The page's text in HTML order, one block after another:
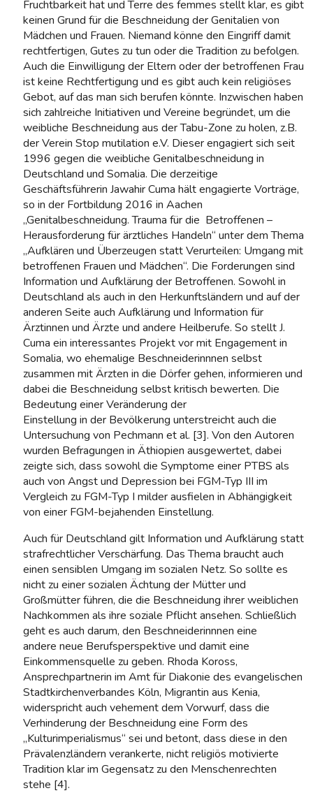
Fruchtbarkeit hat und Terre des femmes stellt klar, es gibt
keinen Grund für die Beschneidung der Genitalien von
Mädchen und Frauen. Niemand könne den Eingriff damit
rechtfertigen, Gutes zu tun oder die Tradition zu befolgen.
Auch die Einwilligung der Eltern oder der betroffenen Frau
ist keine Rechtfertigung und es gibt auch kein religiöses
Gebot, auf das man sich berufen könnte. Inzwischen haben
sich zahlreiche Initiativen und Vereine begründet, um die
weibliche Beschneidung aus der Tabu-Zone zu holen, z.B.
der Verein Stop mutilation e.V. Dieser engagiert sich seit
1996 gegen die weibliche Genitalbeschneidung in
Deutschland und Somalia. Die derzeitige
Geschäftsführerin Jawahir Cuma hält engagierte Vorträge,
so in der Fortbildung 2016 in Aachen
„Genitalbeschneidung. Trauma für die Betroffenen –
Herausforderung für ärztliches Handeln“ unter dem Thema
„Aufklären und Überzeugen statt Verurteilen: Umgang mit
betroffenen Frauen und Mädchen“. Die Forderungen sind
Information und Aufklärung der Betroffenen. Sowohl in
Deutschland als auch in den Herkunftsländern und auf der
anderen Seite auch Aufklärung und Information für
Ärztinnen und Ärzte und andere Heilberufe. So stellt J.
Cuma ein interessantes Projekt vor mit Engagement in
Somalia, wo ehemalige Beschneiderinnnen selbst
zusammen mit Ärzten in die Dörfer gehen, informieren und
dabei die Beschneidung selbst kritisch bewerten. Die
Bedeutung einer Veränderung der
Einstellung in der Bevölkerung unterstreicht auch die
Untersuchung von Pechmann et al. [3]. Von den Autoren
wurden Befragungen in Äthiopien ausgewertet, dabei
zeigte sich, dass sowohl die Symptome einer PTBS als
auch von Angst und Depression bei FGM-Typ III im
Vergleich zu FGM-Typ I milder ausfielen in Abhängigkeit
von einer FGM-bejahenden Einstellung.
Auch für Deutschland gilt Information und Aufklärung statt
strafrechtlicher Verschärfung. Das Thema braucht auch
einen sensiblen Umgang im sozialen Netz. So sollte es
nicht zu einer sozialen Ächtung der Mütter und
Großmütter führen, die die Beschneidung ihrer weiblichen
Nachkommen als ihre soziale Pflicht ansehen. Schließlich
geht es auch darum, den Beschneiderinnnen eine
andere neue Berufsperspektive und damit eine
Einkommensquelle zu geben. Rhoda Koross,
Ansprechpartnerin im Amt für Diakonie des evangelischen
Stadtkirchenverbandes Köln, Migrantin aus Kenia,
widerspricht auch vehement dem Vorwurf, dass die
Verhinderung der Beschneidung eine Form des
„Kulturimperialismus“ sei und betont, dass diese in den
Prävalenzländern verankerte, nicht religiös motivierte
Tradition klar im Gegensatz zu den Menschenrechten
stehe [4].